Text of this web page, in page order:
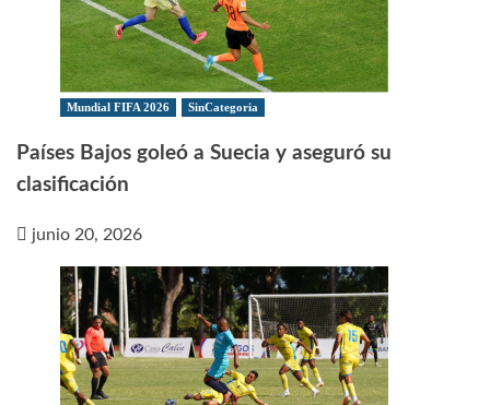
Mundial FIFA 2026 SinCategoria
Países Bajos goleó a Suecia y aseguró su
clasificación
junio 20, 2026